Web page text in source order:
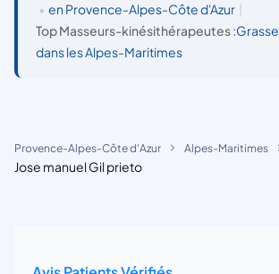
• en Provence-Alpes-Côte d'Azur
Top Masseurs-kinésithérapeutes :Grasse
dans les Alpes-Maritimes
Provence-Alpes-Côte d'Azur Alpes-Maritimes
Jose manuel Gil prieto